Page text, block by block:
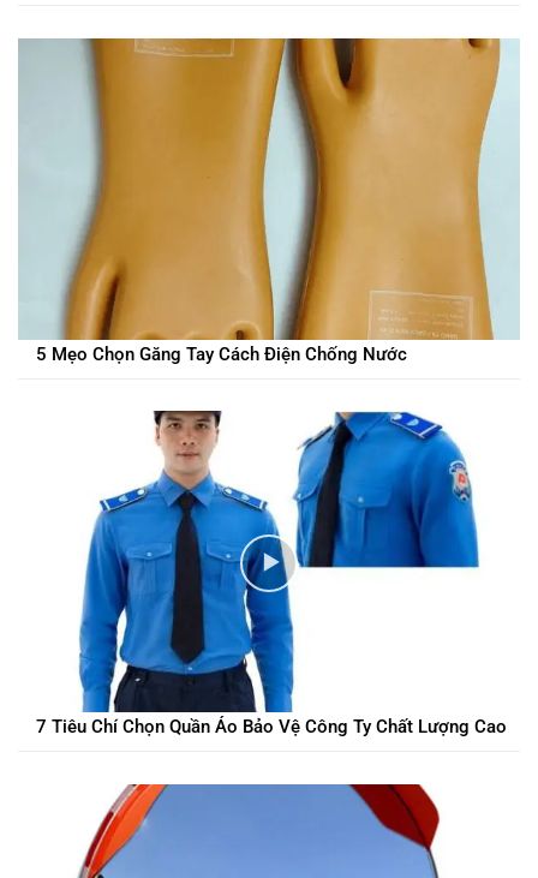
5 Mẹo Chọn Găng Tay Cách Điện Chống Nước
7 Tiêu Chí Chọn Quần Áo Bảo Vệ Công Ty Chất Lượng Cao